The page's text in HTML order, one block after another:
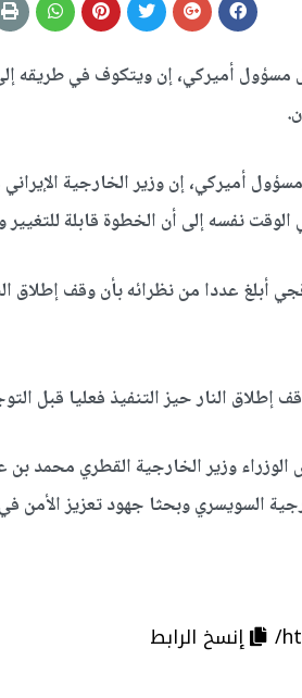
مسؤول أميركي، إن ويتكوف في طريقه
أميركي، إن وزير الخارجية
نفسه إلى أن الخطوة قابلة
أبلغ عددا من نظرائه بأن وقف إطلاق
النار حيز التنفيذ فعليا قبل
وزير الخارجية القطري محمد بن
السويسري وبحثا جهود تعزيز الأمن
إنسخ الرابط